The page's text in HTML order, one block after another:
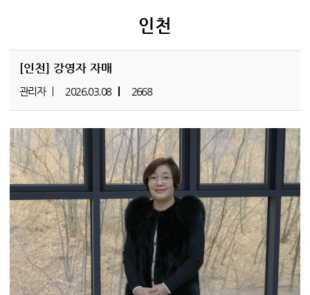
인천
[인천] 강영자 자매
관리자 2026.03.08 2668